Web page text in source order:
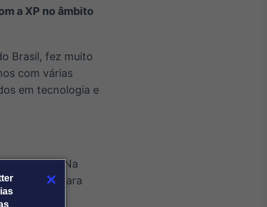
a XP no âmbito
Brasil, fez muito
com várias
em tecnologia e
e Europa. Na
avançar para